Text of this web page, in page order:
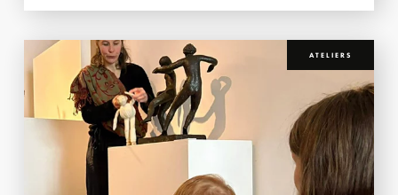
ATELIERS